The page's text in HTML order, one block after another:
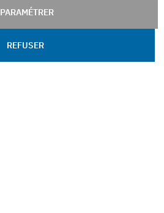
PARAMÉTRER
REFUSER